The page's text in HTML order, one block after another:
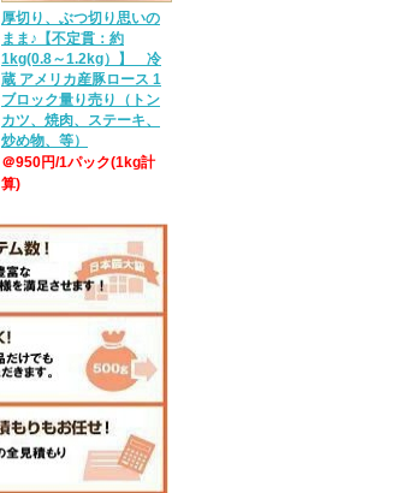
厚切り、ぶつ切り思いの
まま♪【不定貫：約
1kg(0.8～1.2kg）】 冷
蔵 アメリカ産豚ロース 1
ブロック量り売り（トン
カツ、焼肉、ステーキ、
炒め物、等）
＠950円/1パック(1kg計
算)